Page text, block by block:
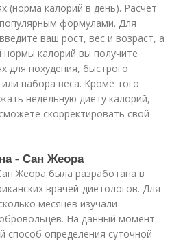
(норма калорий в день). Расчет
формулами. Для
ваш рост, вес и возраст, а
калорий вы получите
для похудения, быстрого
набора веса. Кроме того
недельную диету калорий,
скорректировать свой
- Сан Жеора
Жеора была разработана в
врачей-диетологов. Для
месяцев изучали
На данный момент
способ определения суточной